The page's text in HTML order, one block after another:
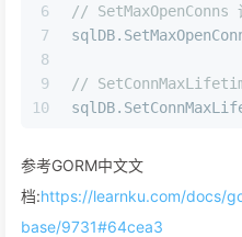
6
7
8
9
10
// SetMaxOpenConns
//
参考GORM中文文
档:https://learnku.com/docs/
base/9731#64cea3